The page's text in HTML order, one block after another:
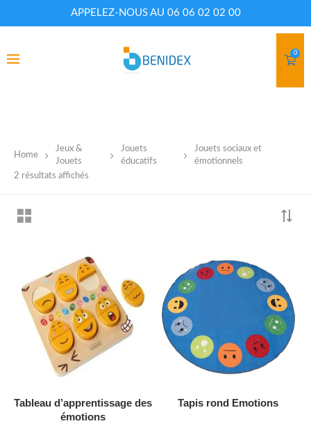
APPELEZ-NOUS AU 06 06 02 02 00
0
CATEGORIES
Chaise théâtre
Chaises
Chaises -1
Collège & Lycée
Équipements
Home
Jeux &
Jouets
Jouets
éducatifs
Jouets sociaux et
émotionnels
2 résultats affichés
AJOUTER AU DEVIS
Tableau d’apprentissage des
émotions
AJOUTER AU DEVIS
Tapis rond Emotions